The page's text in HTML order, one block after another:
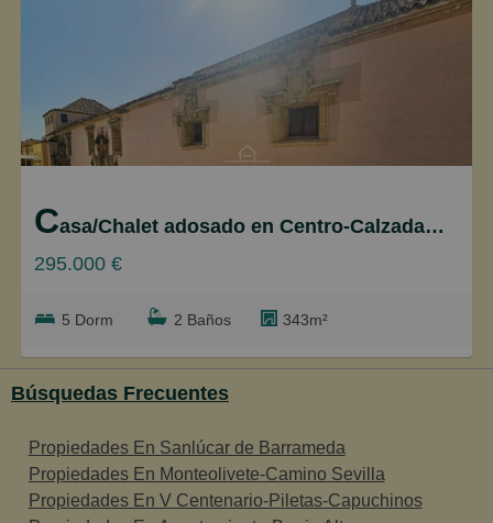
Casa/Chalet adosado en Centro-Calzada-Cabo Noval, Sanlúcar de Barrameda
295.000 €
5 Dorm 2 Baños 343m²
Búsquedas Frecuentes
Propiedades En Sanlúcar de Barrameda
Propiedades En Monteolivete-Camino Sevilla
Propiedades En V Centenario-Piletas-Capuchinos